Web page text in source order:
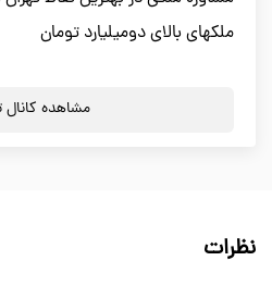
ملکهای بالای دومیلیارد تومان
مشاهده کانال
نظرات